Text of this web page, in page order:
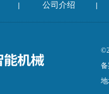
| 公司介绍 |
备